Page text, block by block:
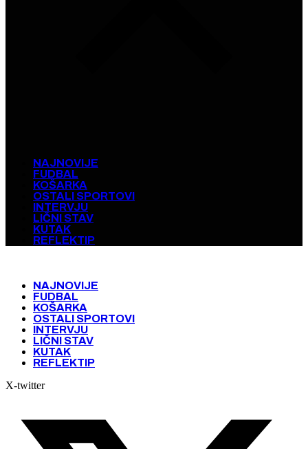
NAJNOVIJE
FUDBAL
KOŠARKA
OSTALI SPORTOVI
INTERVJU
LIČNI STAV
KUTAK
REFLEKTIP
NAJNOVIJE
FUDBAL
KOŠARKA
OSTALI SPORTOVI
INTERVJU
LIČNI STAV
KUTAK
REFLEKTIP
X-twitter